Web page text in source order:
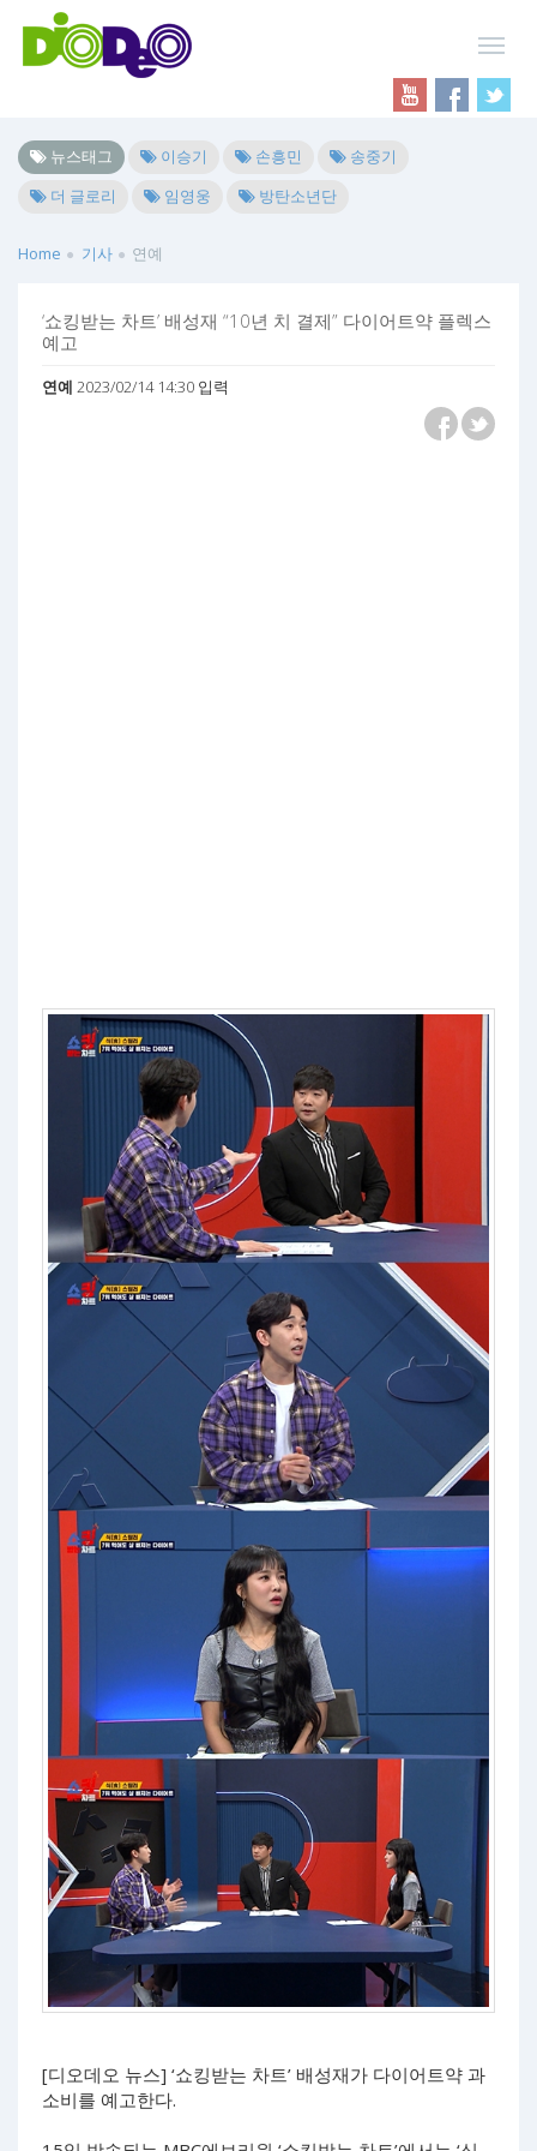
뉴스태그 이승기 손흥민
송중기
더 글로리
임영웅 방탄소년단
Home 기사 연예
‘쇼킹받는 차트’ 배성재 “10년 치 결제” 다이어트약 플렉스
예고
연예 2023/02/14 14:30 입력
[디오데오 뉴스] ‘쇼킹받는 차트’ 배성재가 다이어트약 과
소비를 예고한다.